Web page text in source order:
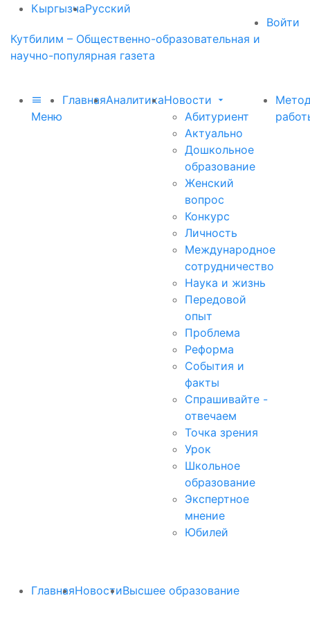
КыргызчаРусский
Войти
Кутбилим – Общественно-образовательная и
научно-популярная газета
Меню
ГлавнаяАналитикаНовости
Абитуриент
Актуально
Дошкольное
образование
Женский
вопрос
Конкурс
Личность
Международное
сотрудничество
Наука и жизнь
Передовой
опыт
Проблема
Реформа
События и
факты
Спрашивайте -
отвечаем
Точка зрения
Урок
Школьное
образование
Экспертное
мнение
Юбилей
ГлавнаяНовостиВысшее образование